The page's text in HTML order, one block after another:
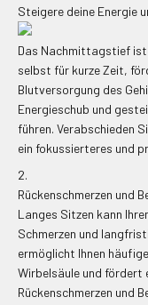
Steigere deine Energie
Das Nachmittagstief
selbst für kurze Zeit,
Blutversorgung des
Energieschub und
führen. Verabschieden
ein fokussierteres und
Rückenschmerzen und
Langes Sitzen kann
Schmerzen und
ermöglicht Ihnen
Wirbelsäule und fördert
Rückenschmerzen und